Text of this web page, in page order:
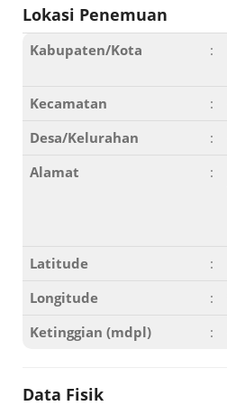
Lokasi Penemuan
Kabupaten/Kota :
Kecamatan
:
Desa/Kelurahan
:
Alamat
:
Latitude
:
Longitude
:
Ketinggian (mdpl)
:
Data Fisik